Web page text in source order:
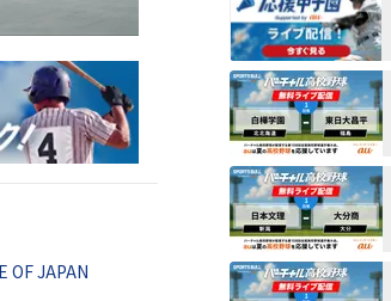
OF JAPAN